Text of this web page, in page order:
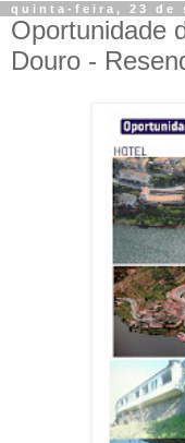
quinta-feira, 23 de
Oportunidade
Douro -